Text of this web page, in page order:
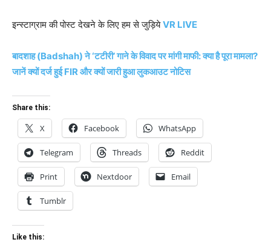
इन्स्टाग्राम की पोस्ट देखने के लिए हम से जुड़ियेVR LIVE
बादशाह (Badshah) ने ‘टटीरी’ गाने के विवाद पर मांगी माफी: क्या है पूरा मामला?
जानें क्यों दर्ज हुई FIR और क्यों जारी हुआ लुकआउट नोटिस
Share this:
X Facebook WhatsApp
Telegram Threads Reddit
Print Nextdoor Email
Tumblr
Like this: